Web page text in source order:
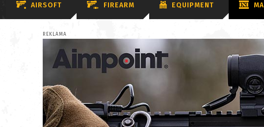
AIRSOFT FIREARM EQUIPMENT
REKLAMA